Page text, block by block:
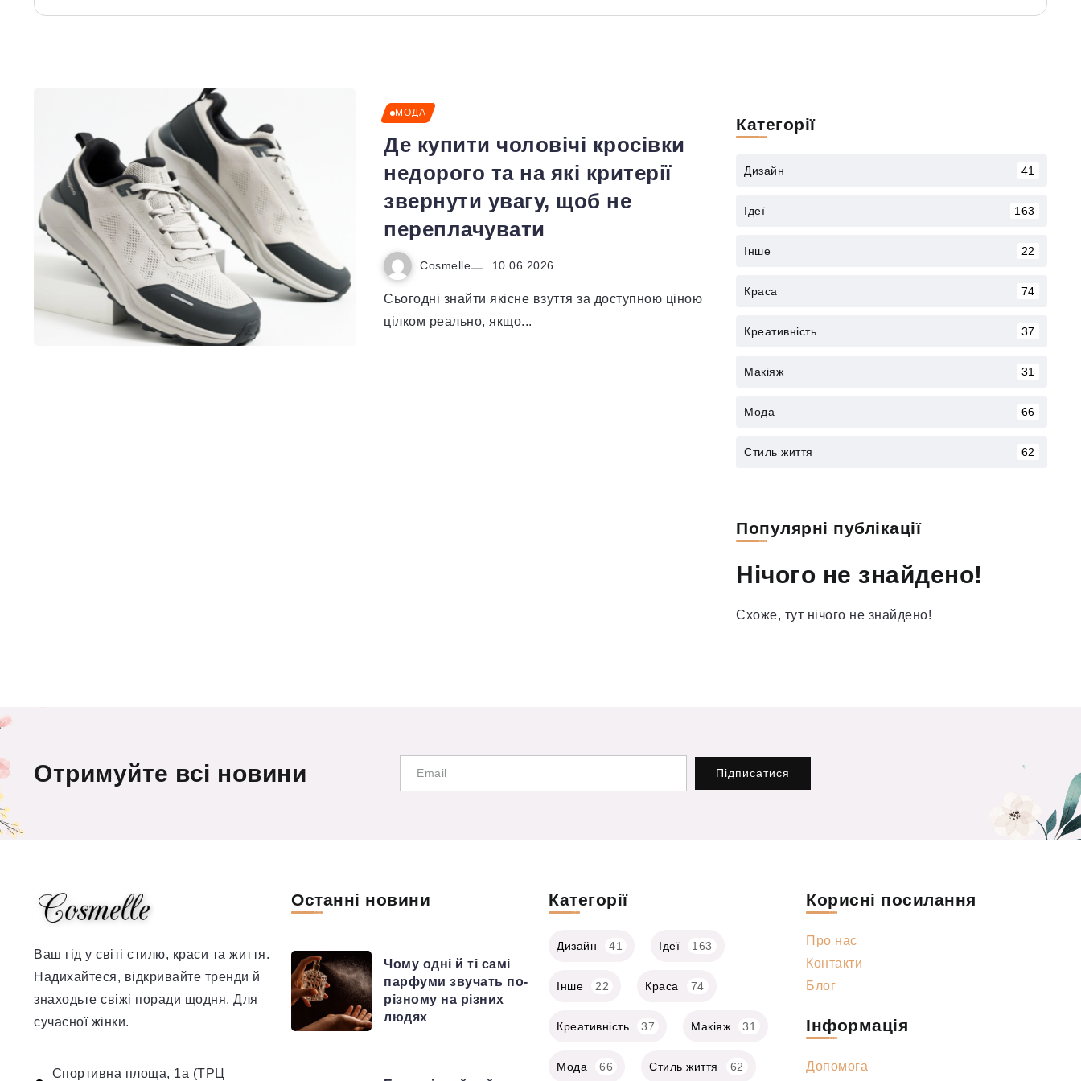
МОДА
Де купити чоловічі кросівки
недорого та на які критерії
звернути увагу, щоб не
переплачувати
Cosmelle 10.06.2026
Сьогодні знайти якісне взуття за доступною ціною
цілком реально, якщо...
Категорії
Дизайн 41
Ідеї 163
Інше 22
Краса 74
Креативність 37
Макіяж 31
Мода 66
Стиль життя 62
Популярні публікації
Нічого не знайдено!
Схоже, тут нічого не знайдено!
Отримуйте всі новини Підписатися
Ваш гід у світі стилю, краси та життя.
Надихайтеся, відкривайте тренди й
знаходьте свіжі поради щодня. Для
сучасної жінки.
Спортивна площа, 1а (ТРЦ
Останні новини
Чому одні й ті самі
парфуми звучать по-
різному на різних
людях
Категорії
Дизайн 41 Ідеї 163
Інше 22 Краса 74
Креативність 37 Макіяж 31
Мода 66 Стиль життя 62
Корисні посилання
Про нас
Контакти
Блог
Інформація
Допомога